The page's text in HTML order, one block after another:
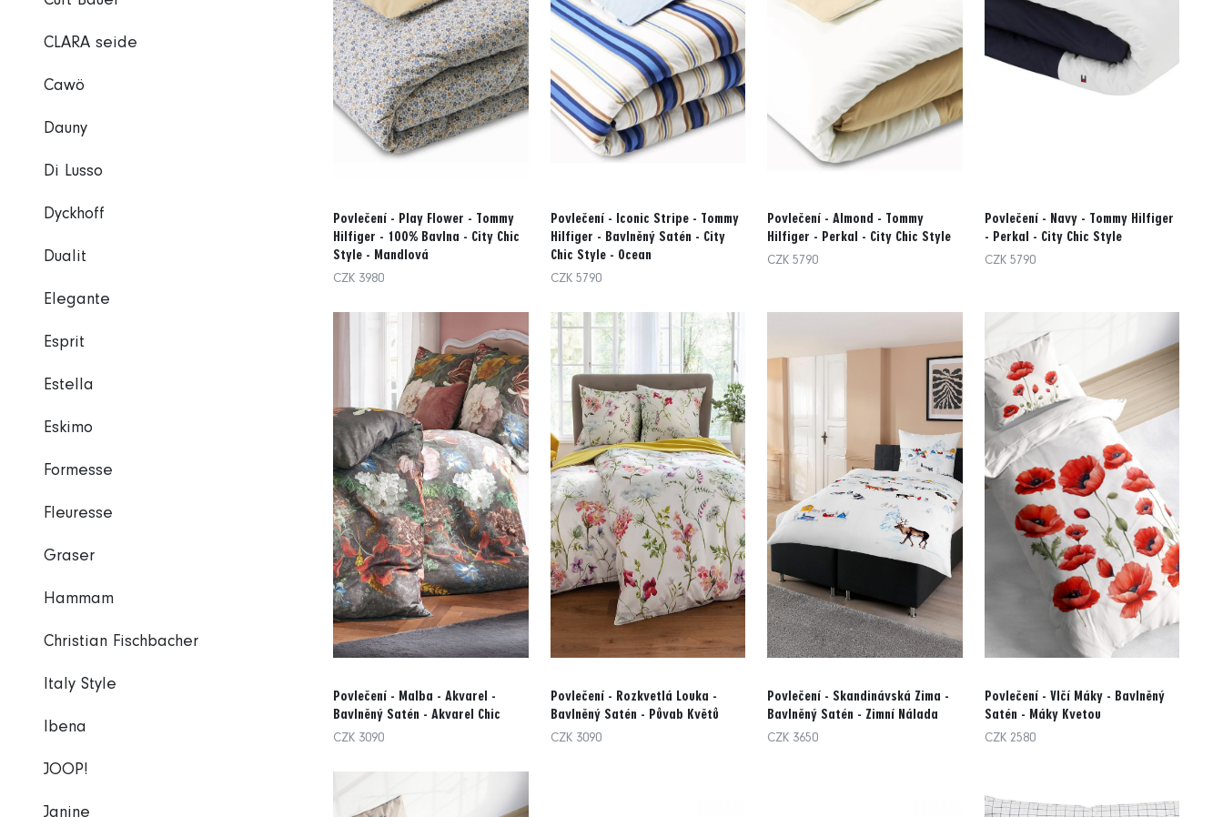
Povlečení - Play Flower - Tommy
Hilfiger - 100% Bavlna - City Chic
Style - Mandlová
CZK 3980
Povlečení - Iconic Stripe - Tommy
Hilfiger - Bavlněný Satén - City
Chic Style - Ocean
CZK 5790
Povlečení - Almond - Tommy
Hilfiger - Perkal - City Chic Style
CZK 5790
Povlečení - Navy - Tommy Hilfiger
- Perkal - City Chic Style
CZK 5790
Povlečení - Malba - Akvarel -
Bavlněný Satén - Akvarel Chic
CZK 3090
Povlečení - Rozkvetlá Louka -
Bavlněný Satén - Půvab Květů
CZK 3090
Povlečení - Skandinávská Zima -
Bavlněný Satén - Zimní Nálada
CZK 3650
Povlečení - Vlčí Máky - Bavlněný
Satén - Máky Kvetou
CZK 2580
CLARA seide
Cawö
Dauny
Di Lusso
Dyckhoff
Dualit
Elegante
Esprit
Estella
Eskimo
Formesse
Fleuresse
Graser
Hammam
Christian Fischbacher
Italy Style
Ibena
JOOP!
Janine